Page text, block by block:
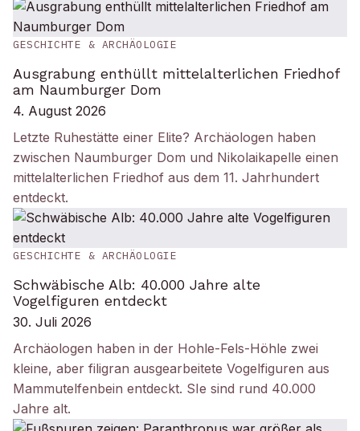
GESCHICHTE & ARCHÄOLOGIE
Ausgrabung enthüllt mittelalterlichen Friedhof
am Naumburger Dom
4. August 2026
Letzte Ruhestätte einer Elite? Archäologen haben
zwischen Naumburger Dom und Nikolaikapelle einen
mittelalterlichen Friedhof aus dem 11. Jahrhundert
entdeckt.
GESCHICHTE & ARCHÄOLOGIE
Schwäbische Alb: 40.000 Jahre alte
Vogelfiguren entdeckt
30. Juli 2026
Archäologen haben in der Hohle-Fels-Höhle zwei
kleine, aber filigran ausgearbeitete Vogelfiguren aus
Mammutelfenbein entdeckt. SIe sind rund 40.000
Jahre alt.